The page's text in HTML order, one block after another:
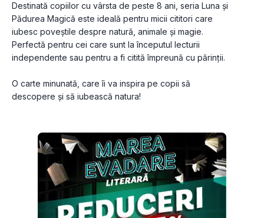
Destinată copiilor cu vârsta de peste 8 ani, seria Luna și
Pădurea Magică este ideală pentru micii cititori care
iubesc poveștile despre natură, animale și magie.
Perfectă pentru cei care sunt la începutul lecturii
independente sau pentru a fi citită împreună cu părinții.
O carte minunată, care îi va inspira pe copii să
descopere și să iubească natura!